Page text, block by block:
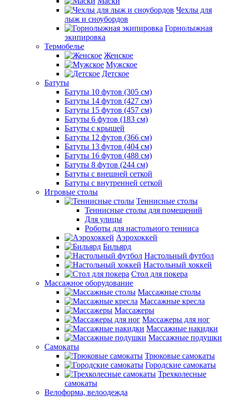
Чехлы для
лыж и сноубордов
Горнолыжная
экипировка
Термобелье
Женское
Мужское
Детское
Батуты
Батуты 10 футов (305 см)
Батуты 14 футов (427 см)
Батуты 15 футов (457 см)
Батуты 6 футов (183 см)
Батуты с крышей
Батуты 12 футов (366 см)
Батуты 13 футов (404 см)
Батуты 16 футов (488 см)
Батуты 8 футов (244 см)
Батуты с внешней сеткой
Батуты с внутренней сеткой
Игровые столы
Теннисные столы
Теннисные столы для помещений
Для улицы
Роботы для настольного тенниса
Аэрохоккей
Бильярд
Настольный футбол
Настольный хоккей
Стол для покера
Массажное оборудование
Массажные столы
Массажные кресла
Массажеры
Массажеры для ног
Массажные накидки
Массажные подушки
Самокаты
Трюковые самокаты
Городские самокаты
Трехколесные
самокаты
Велоформа, велоодежда